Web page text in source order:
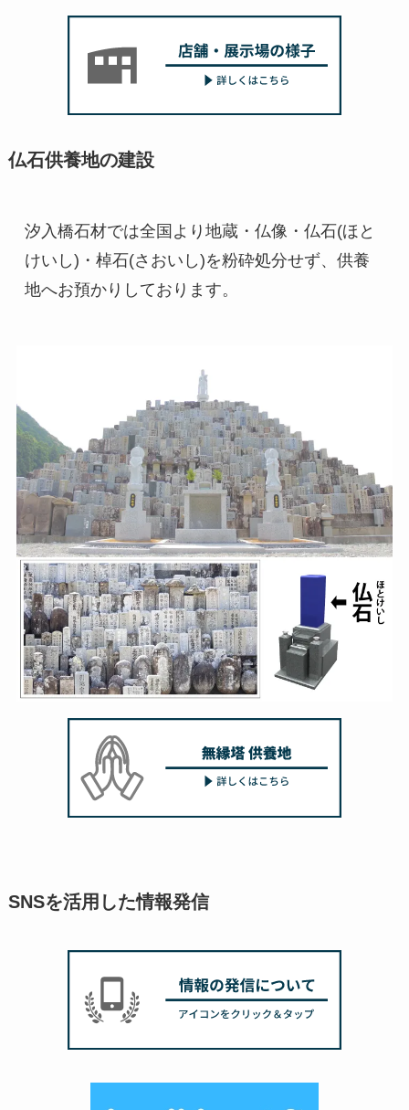
仏石供養地の建設
汐入橋石材では全国より地蔵・仏像・仏石(ほと
けいし)・棹石(さおいし)を粉砕処分せず、供養
地へお預かりしております。
SNSを活用した情報発信